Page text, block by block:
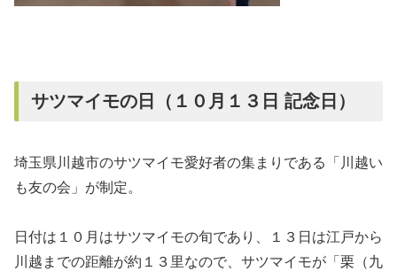
サツマイモの日（１０月１３日 記念日）
埼玉県川越市のサツマイモ愛好者の集まりである「川越い
も友の会」が制定。
日付は１０月はサツマイモの旬であり、１３日は江戸から
川越までの距離が約１３里なので、サツマイモが「栗（九